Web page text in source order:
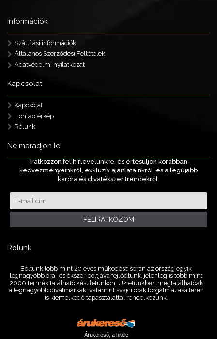
Információk
Szállítási információk
Általános Szerződési Feltételek
Adatvédelmi nyilatkozat
Kapcsolat
Kapcsolat
Honlaptérkép
Rólunk
Ne maradjon le!
Iratkozzon fel hírlevelünkre, és értesüljön korábban
kedvezményeinkről, exkluzív ajánlatainkról, és a legújabb
karóra és divatékszer trendekről.
FELIRATKOZOM
Rólunk
Boltunk több mint 20 éves működése során az ország egyik
legnagyobb óra- és ékszer boltjává fejlődtünk, jelenleg is több mint
2000 termék található készletünkön. Üzletünkben megtalálhatóak
a legnagyobb divatmárkák, valamint svájci órák forgalmazása terén
is kiemelkedő tapasztalattal rendelkezünk.
Árukereső, a hitele